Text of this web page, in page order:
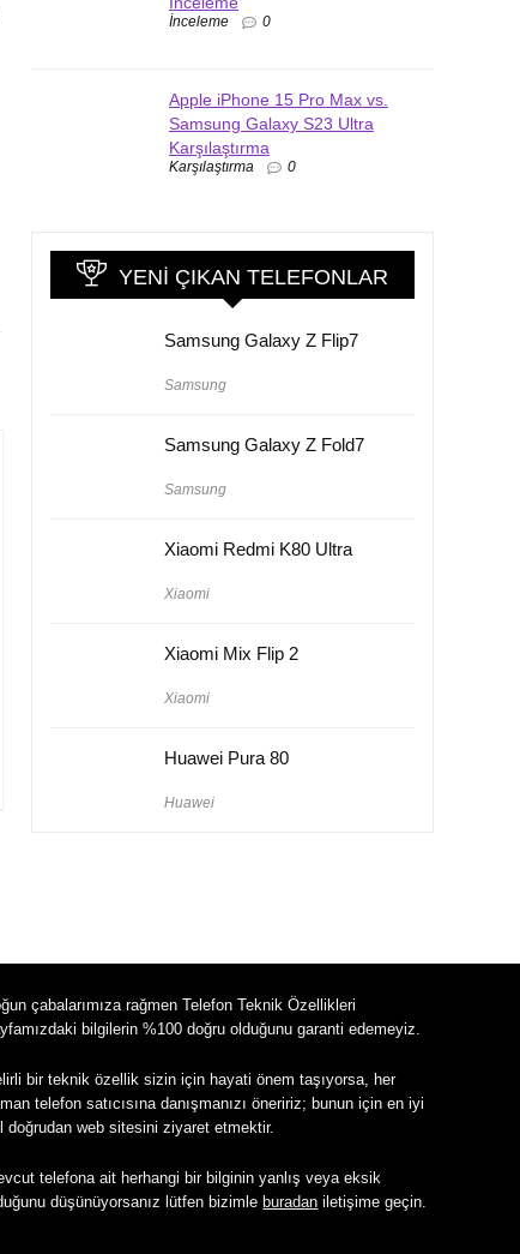
İnceleme 0
Apple iPhone 15 Pro Max vs.
Samsung Galaxy S23 Ultra
Karşılaştırma
Karşılaştırma 0
YENI ÇIKAN TELEFONLAR
Samsung Galaxy Z Flip7
Samsung
Samsung Galaxy Z Fold7
Samsung
Xiaomi Redmi K80 Ultra
Xiaomi
Xiaomi Mix Flip 2
Xiaomi
Huawei Pura 80
Huawei
çabalarımıza rağmen Telefon Teknik Özellikleri
bilgilerin %100 doğru olduğunu garanti edemeyiz.
bir teknik özellik sizin için hayati önem taşıyorsa, her
telefon satıcısına danışmanızı öneririz; bunun için en iyi
doğrudan web sitesini ziyaret etmektir.
telefona ait herhangi bir bilginin yanlış veya eksik
düşünüyorsanız lütfen bizimle buradan iletişime geçin.